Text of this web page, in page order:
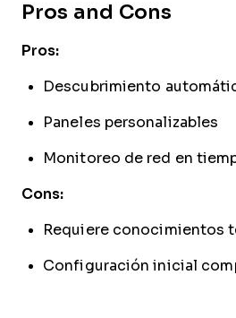
Pros and Cons
Pros:
Descubrimiento
Paneles personalizables
Monitoreo de red en
Cons:
Requiere conocimientos
Configuración inicial